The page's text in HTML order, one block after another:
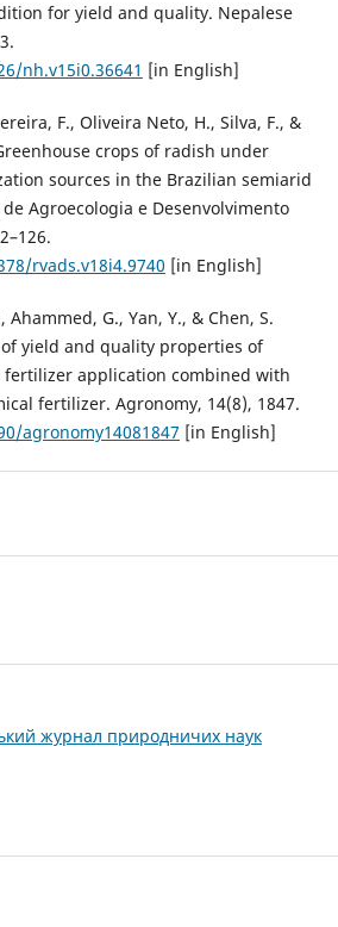
for yield and quality. Nepalese
nh.v15i0.36641 [in English]
F., Oliveira Neto, H., Silva, F., &
crops of radish under
sources in the Brazilian semiarid
Agroecologia e Desenvolvimento
rvads.v18i4.9740 [in English]
Ahammed, G., Yan, Y., & Chen, S.
yield and quality properties of
application combined with
fertilizer. Agronomy, 14(8), 1847.
agronomy14081847 [in English]
журнал природничих наук